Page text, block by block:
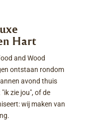
Hart
and Wood
ontstaan rondom
avond thuis
zie jou", of de
wij maken van